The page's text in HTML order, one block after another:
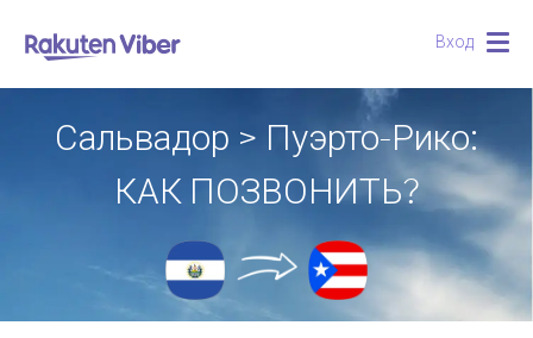
Вход
Сальвадор > Пуэрто-Рико:
КАК ПОЗВОНИТЬ?